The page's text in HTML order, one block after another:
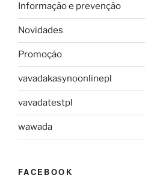
Informação e prevenção
Novidades
Promoção
vavadakasynoonlinepl
vavadatestpl
wawada
FACEBOOK